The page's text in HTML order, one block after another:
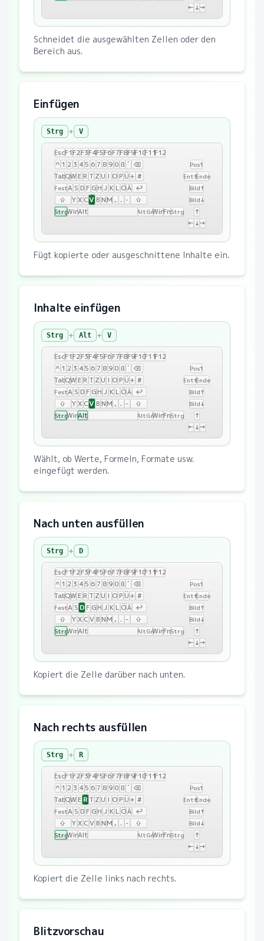
← ↓→
Schneidet die ausgewählten Zellen oder den
Bereich aus.
Einfügen
Strg + V
EscF1F2F3F4F5F6F7F8F9F10F11F12
^ 1 2 3 4 5 6 7 8 9 0 ß ´ ⌫
TabQWE R T Z U I OP Ü+ #
FestA S D F GH J K L ÖÄ ↩
⇧
Y X CVBNM , . - ⇧
StrgWinAlt AltGrWinFnStrg
Pos1
EntfEnde
Bild↑
Bild↓
↑
← ↓→
Fügt kopierte oder ausgeschnittene Inhalte ein.
Inhalte einfügen
Strg + Alt + V
EscF1F2F3F4F5F6F7F8F9F10F11F12
^ 1 2 3 4 5 6 7 8 9 0 ß ´ ⌫
TabQWE R T Z U I OP Ü+ #
FestA S D F GH J K L ÖÄ ↩
⇧
Y X CVBNM , . - ⇧
StrgWinAlt AltGrWinFnStrg
Pos1
EntfEnde
Bild↑
Bild↓
↑
← ↓→
Wählt, ob Werte, Formeln, Formate usw.
eingefügt werden.
Nach unten ausfüllen
Strg + D
EscF1F2F3F4F5F6F7F8F9F10F11F12
^ 1 2 3 4 5 6 7 8 9 0 ß ´ ⌫
TabQWE R T Z U I OP Ü+ #
FestA SDF GH J K L ÖÄ ↩
⇧
Y X CVBNM , . - ⇧
StrgWinAlt AltGrWinFnStrg
Pos1
EntfEnde
Bild↑
Bild↓
↑
← ↓→
Kopiert die Zelle darüber nach unten.
Nach rechts ausfüllen
Strg + R
EscF1F2F3F4F5F6F7F8F9F10F11F12
^ 1 2 3 4 5 6 7 8 9 0 ß ´ ⌫
TabQWER T Z U I OP Ü+ #
FestA S D F GH J K L ÖÄ ↩
⇧
Y X CVBNM , . - ⇧
StrgWinAlt AltGrWinFnStrg
Pos1
EntfEnde
Bild↑
Bild↓
↑
← ↓→
Kopiert die Zelle links nach rechts.
Blitzvorschau